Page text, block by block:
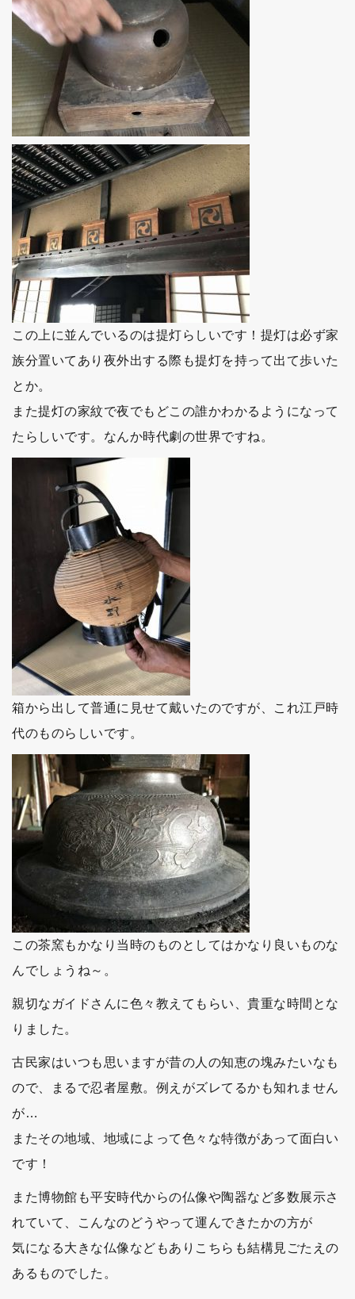
この上に並んでいるのは提灯らしいです！提灯は必ず家
族分置いてあり夜外出する際も提灯を持って出て歩いた
とか。
また提灯の家紋で夜でもどこの誰かわかるようになって
たらしいです。なんか時代劇の世界ですね。
箱から出して普通に見せて戴いたのですが、これ江戸時
代のものらしいです。
この茶窯もかなり当時のものとしてはかなり良いものな
んでしょうね～。
親切なガイドさんに色々教えてもらい、貴重な時間とな
りました。
古民家はいつも思いますが昔の人の知恵の塊みたいなも
ので、まるで忍者屋敷。例えがズレてるかも知れません
が…
またその地域、地域によって色々な特徴があって面白い
です！
また博物館も平安時代からの仏像や陶器など多数展示さ
れていて、こんなのどうやって運んできたかの方が
気になる大きな仏像などもありこちらも結構見ごたえの
あるものでした。